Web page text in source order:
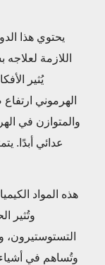
يحتوي هذا
اللازمة
يُثير
الهرموني
والمتوازن في
عدائي أبدًا.
هذه المواد
وتُثير
وتُساهم في أشياء